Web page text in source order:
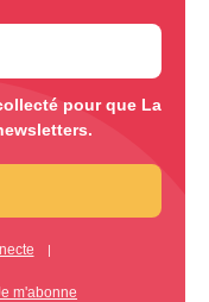
pour que La
|
m'abonne